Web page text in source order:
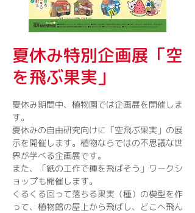
夏休み特別企画展「空
を飛ぶ果実」
夏休み期間中、植物園では企画展を開催しま
す。
夏休みの自由研究向けに「空飛ぶ果実」の展
示を開催します。植物ならではの不思議な世
界が学べる企画展です。
また、「紙の工作で種を飛ばそう」ワークシ
ョップも開催します。
くるくる回って落ちる果実（種）の模型を作
って、植物館の屋上から飛ばし、どこへ飛ん